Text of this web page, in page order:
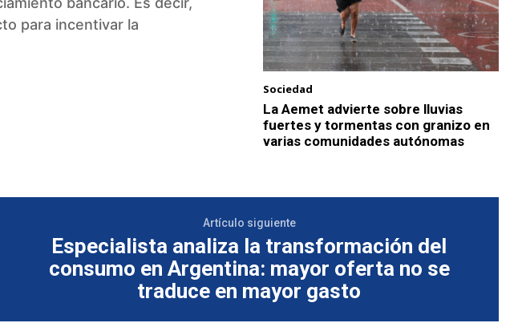
para incentivar la
Sociedad
La Aemet advierte sobre lluvias
fuertes y tormentas con granizo en
varias comunidades autónomas
Artículo siguiente
Especialista analiza la transformación del
consumo en Argentina: mayor oferta no se
traduce en mayor gasto